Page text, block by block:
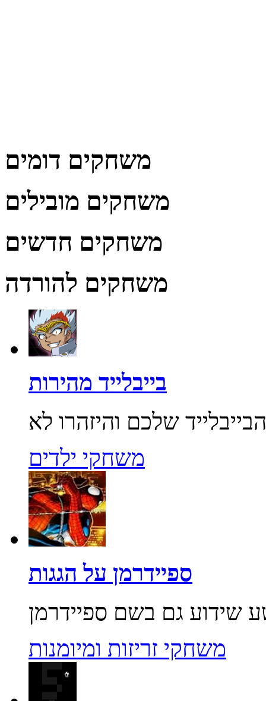
משחקים דומים
משחקים מובילים
משחקים חדשים
משחקים להורדה
בייבלייד מהירות
משחקי ילדים
ספיידרמן על הגגות
משחקי זריזות ומיומנות